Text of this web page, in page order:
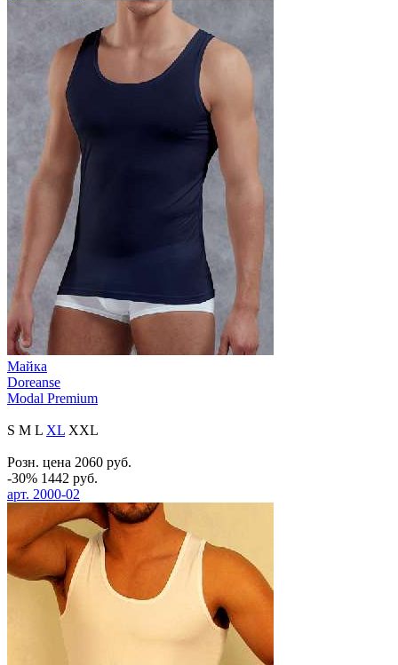
Майка
Doreanse
Modal Premium
S M L XL XXL
Розн. цена 2060 руб.
-30% 1442 руб.
арт. 2000-02